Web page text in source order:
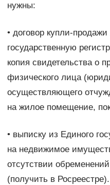
нужны:
• договор купли-
государственную
копия свидетельства о
физического лица
осуществляющего
на жилое помещение,
• выписку из Единого
на недвижимое
отсутствии
(получить в Росреестре).